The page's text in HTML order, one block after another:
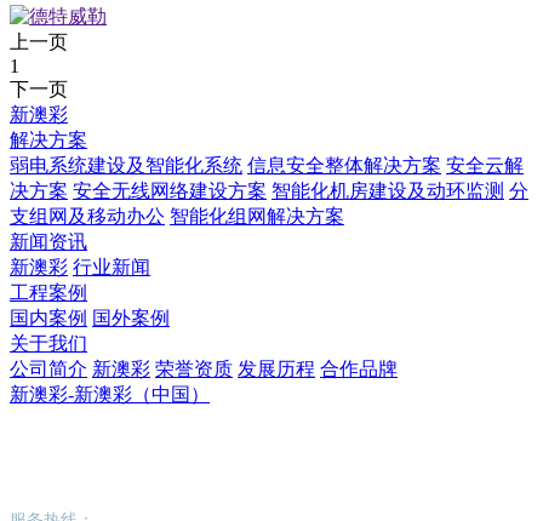
上一页
1
下一页
新澳彩
解决方案
弱电系统建设及智能化系统 信息安全整体解决方案 安全云解
决方案 安全无线网络建设方案 智能化机房建设及动环监测 分
支组网及移动办公 智能化组网解决方案
新闻资讯
新澳彩 行业新闻
工程案例
国内案例 国外案例
关于我们
公司简介 新澳彩 荣誉资质 发展历程 合作品牌
新澳彩-新澳彩（中国）